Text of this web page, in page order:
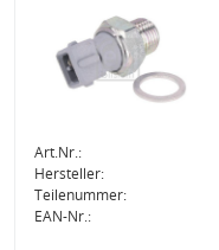
Art.Nr.:
Hersteller:
Teilenummer:
EAN-Nr.: